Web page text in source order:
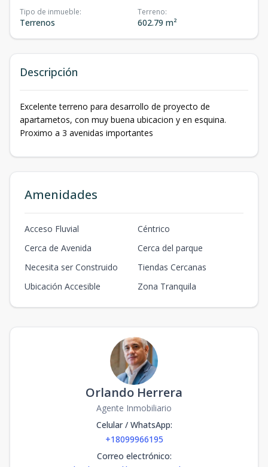
Tipo de inmueble:
Terrenos
Terreno:
602.79 m²
Descripción
Excelente terreno para desarrollo de proyecto de
apartametos, con muy buena ubicacion y en esquina.
Proximo a 3 avenidas importantes
Amenidades
Acceso Fluvial
Céntrico
Cerca de Avenida
Cerca del parque
Necesita ser Construido
Tiendas Cercanas
Ubicación Accesible
Zona Tranquila
Orlando Herrera
Agente Inmobiliario
Celular / WhatsApp:
+18099966195
Correo electrónico: